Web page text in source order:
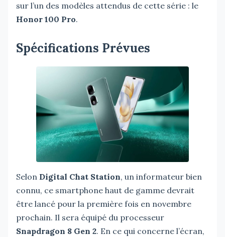
sur l’un des modèles attendus de cette série : le
Honor 100 Pro.
Spécifications Prévues
Selon Digital Chat Station, un informateur bien
connu, ce smartphone haut de gamme devrait
être lancé pour la première fois en novembre
prochain. Il sera équipé du processeur
Snapdragon 8 Gen 2. En ce qui concerne l’écran,